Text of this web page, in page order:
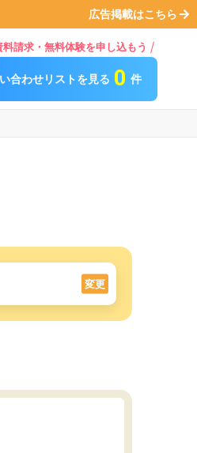
広告掲載はこちら
料請求・無料体験を申し込もう
合わせリストを見る 0 件
変更